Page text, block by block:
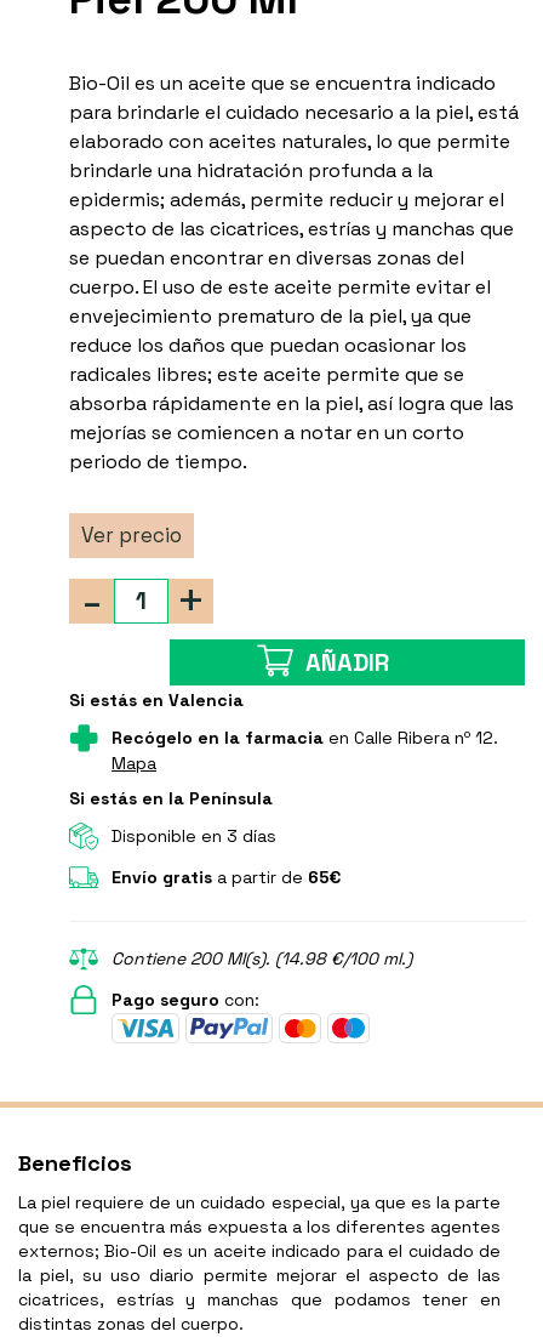
Bio-Oil es un aceite que se encuentra indicado
para brindarle el cuidado necesario a la piel, está
elaborado con aceites naturales, lo que permite
brindarle una hidratación profunda a la
epidermis; además, permite reducir y mejorar el
aspecto de las cicatrices, estrías y manchas que
se puedan encontrar en diversas zonas del
cuerpo. El uso de este aceite permite evitar el
envejecimiento prematuro de la piel, ya que
reduce los daños que puedan ocasionar los
radicales libres; este aceite permite que se
absorba rápidamente en la piel, así logra que las
mejorías se comiencen a notar en un corto
periodo de tiempo.
Ver precio
+
-
AÑADIR
Si estás en Valencia
Recógelo en la farmacia en Calle Ribera nº 12.
Mapa
Si estás en la Península
Disponible en 3 días
Envío gratis a partir de 65€
Contiene 200 Ml(s). (14.98 €/100 ml.)
Pago seguro con:
Beneficios
La piel requiere de un cuidado especial, ya que es la parte
que se encuentra más expuesta a los diferentes agentes
externos; Bio-Oil es un aceite indicado para el cuidado de
la piel, su uso diario permite mejorar el aspecto de las
cicatrices, estrías y manchas que podamos tener en
distintas zonas del cuerpo.